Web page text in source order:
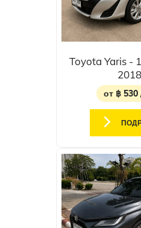
Toyota Yaris -
от ฿ 530